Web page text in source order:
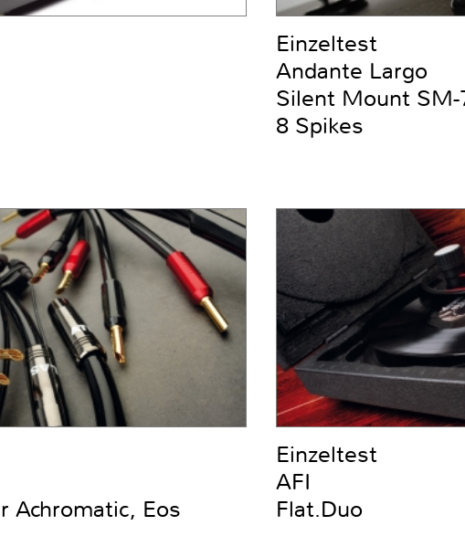
Einzeltest
Andante Largo
Silent Mount SM-
8 Spikes
Achromatic, Eos
Einzeltest
AFI
Flat.Duo